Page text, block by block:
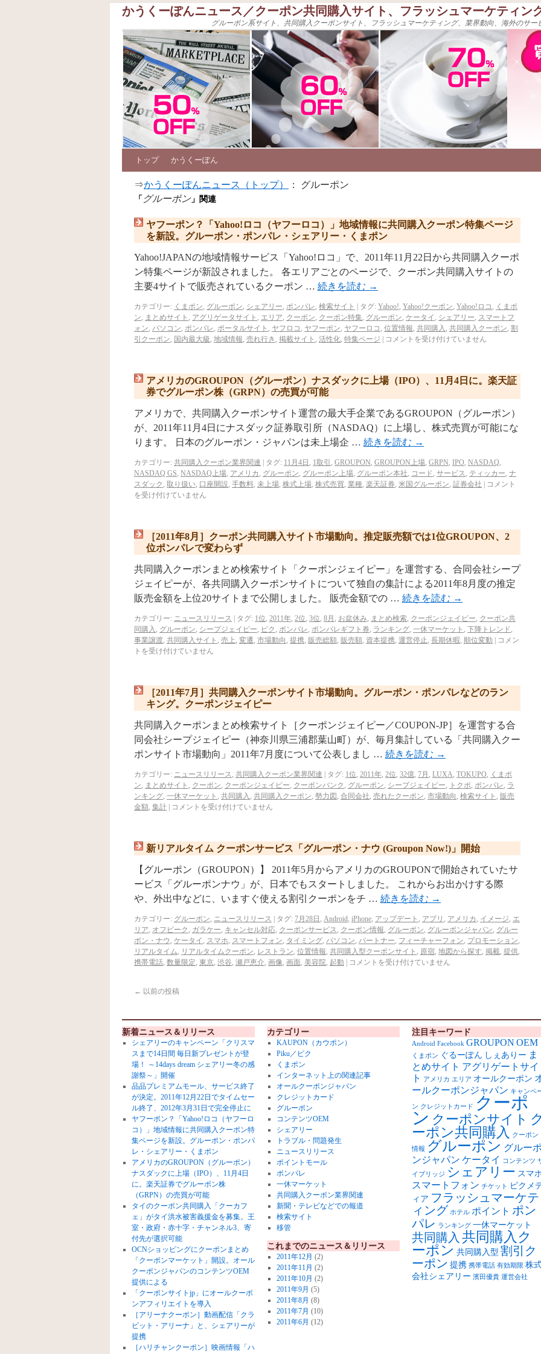
かうくーぽんニュース／クーポン共同購入サイト、フラッシュマーケティン
グルーポン系サイト、共同購入クーポンサイト、フラッシュマーケティング、業界動向、海外のサ
トップ かうくーぽん
⇒かうくーぽんニュース（トップ） ： グルーポン
「 グルーポン」関連
ヤフーポン？「Yahoo!ロコ（ヤフーロコ）」地域情報に共同購入クーポン特集ページ
を新設。グルーポン・ポンパレ・シェアリー・くまポン
Yahoo!JAPANの地域情報サービス「Yahoo!ロコ」で、2011年11月22日から共同購入クーポ
ン特集ページが新設されました。 各エリアごとのページで、クーポン共同購入サイトの
主要4サイトで販売されているクーポン … 続きを読む →
カテゴリー: くまポン, グルーポン, シェアリー, ポンパレ, 検索サイト タグ: Yahoo!, Yahoo!クーポン, Yahoo!ロコ , くまポ
ン, まとめサイト , アグリゲータサイト , エリア, クーポン, クーポン特集, グルーポン, ケータイ , シェアリー, スマートフ
ォン, パソコン, ポンパレ, ポータルサイト , ヤフロコ , ヤフーポン, ヤフーロコ , 位置情報, 共同購入 , 共同購入クーポン, 割
引クーポン, 国内最大級 , 地域情報, 売れ行き , 掲載サイト , 活性化, 特集ページ コメントを受け付けていません
アメリカのGROUPON（グルーポン）ナスダックに上場（IPO）、11月4日に。楽天証
券でグルーポン株（GRPN）の売買が可能
アメリカで、共同購入クーポンサイト運営の最大手企業であるGROUPON（グルーポン）
が、2011年11月4日にナスダック証券取引所（NASDAQ）に上場し、株式売買が可能にな
ります。 日本のグルーポン・ジャパンは未上場企 … 続きを読む →
カテゴリー: 共同購入クーポン業界関連 タグ: 11月4日 , 1取引 , GROUPON, GROUPON上場, GRPN, IPO, NASDAQ,
NASDAQ GS, NASDAQ上場, アメリカ , グルーポン, グルーポン上場, グルーポン本社, コード, サービス, ティッカー, ナ
スダック , 取り扱い, 口座開設, 手数料, 未上場, 株式上場, 株式売買, 業種, 楽天証券, 米国グルーポン, 証券会社
コメント
を受け付けていません
［2011年8月］クーポン共同購入サイト市場動向。推定販売額では1位GROUPON、2
位ポンパレで変わらず
共同購入クーポンまとめ検索サイト「クーポンジェイピー」を運営する、合同会社シープ
ジェイピーが、各共同購入クーポンサイトについて独自の集計による2011年8月度の推定
販売金額を上位20サイトまで公開しました。 販売金額での … 続きを読む →
カテゴリー: ニュースリリース タグ: 1位, 2011年, 2位, 3位, 8月 , お盆休み, まとめ検索, クーポンジェイピー, クーポン共
同購入 , グルーポン, シープジェイピー, ピク , ポンパレ, ポンパレギフト券, ランキング, 一休マーケット , 下降トレンド,
事業譲渡, 共同購入サイト , 売上, 変遷, 市場動向 , 提携, 販売総額, 販売額, 資本提携, 運営停止, 長期休暇, 順位変動
コメン
トを受け付けていません
［2011年7月］共同購入クーポンサイト市場動向。グルーポン・ポンパレなどのラン
キング。クーポンジェイピー
共同購入クーポンまとめ検索サイト［クーポンジェイピー／COUPON-JP］を運営する合
同会社シープジェイピー（神奈川県三浦郡葉⼭町）が、毎月集計している「共同購入クー
ポンサイト市場動向」2011年7月度について公表しまし … 続きを読む →
カテゴリー: ニュースリリース, 共同購入クーポン業界関連 タグ: 1位, 2011年, 2位, 32億, 7月 , LUXA, TOKUPO, くまポ
ン, まとめサイト , クーポン, クーポンジェイピー, クーポンバンク , グルーポン, シープジェイピー, トクポ, ポンパレ, ラ
ンキング, 一休マーケット , 共同購入 , 共同購入クーポン, 勢力図 , 合同会社, 売れたクーポン, 市場動向 , 検索サイト , 販売
金額, 集計 コメントを受け付けていません
新リアルタイム クーポンサービス「グルーポン・ナウ (Groupon Now!)」開始
【グルーポン（GROUPON）】 2011年5月からアメリカのGROUPONで開始されていたサ
ービス「グルーポンナウ」が、日本でもスタートしました。 これからお出かけする際
や、外出中などに、いますぐ使える割引クーポンをチ … 続きを読む →
カテゴリー: グルーポン, ニュースリリース タグ: 7月28日 , Android, iPhone, アップデート , アプリ , アメリカ , イメージ, エ
リア, オフピーク , ガラケー, キャンセル対応, クーポンサービス, クーポン情報, グルーポン, グルーポンジャパン, グルー
ポン・ナウ, ケータイ , スマホ, スマートフォン, タイミング, パソコン, パートナー, フィーチャーフォン, プロモーション,
リアルタイム, リアルタイムクーポン, レストラン, 位置情報, 共同購入型クーポンサイト , 原宿, 地図から探す, 掲載, 提供,
携帯電話, 数量限定, 東京, 渋谷, 瀬戸恵介, 画像, 画面, 美容院, 起動 コメントを受け付けていません
← 以前の投稿
新着ニュース＆リリース
シェアリーのキャンペーン「クリスマ
スまで14日間 毎日新プレゼントが登
場！ ～14days dream シェアリー冬の感
謝祭～」開催
品品プレミアムモール、サービス終了
が決定。2011年12月22日でタイムセー
ル終了、2012年3月31日で完全停止に
ヤフーポン？「Yahoo!ロコ（ヤフーロ
コ）」地域情報に共同購入クーポン特
集ページを新設。グルーポン・ポンパ
レ・シェアリー・くまポン
アメリカのGROUPON（グルーポン）
ナスダックに上場（IPO）、11月4日
に。楽天証券でグルーポン株
（GRPN）の売買が可能
タイのクーポン共同購入「クーカフ
ェ」がタイ洪水被害義援金を募集。王
室・政府・赤十字・チャンネル3、寄
付先が選択可能
OCNショッピングにクーポンまとめ
「クーポンマーケット」開設。オール
クーポンジャパンのコンテンツOEM
提供による
「クーポンサイトjp」にオールクーポ
ンアフィリエイトを導入
［アリーナクーポン］動画配信「クラ
ビット・アリーナ」と、シェアリーが
提携
［ハリチャンクーポン］映画情報「ハ
カテゴリー
KAUPON（カウポン）
Piku／ピク
くまポン
インターネット上の関連記事
オールクーポンジャパン
クレジットカード
グルーポン
コンテンツOEM
シェアリー
トラブル・問題発生
ニュースリリース
ポイントモール
ポンパレ
一休マーケット
共同購入クーポン業界関連
新聞・テレビなどでの報道
検索サイト
移管
これまでのニュース＆リリース
2011年12月 (2)
2011年11月 (2)
2011年10月 (2)
2011年9月 (5)
2011年8月 (8)
2011年7月 (10)
2011年6月 (12)
注目キーワード
Android Facebook GROUPON OEM
くまポン ぐるーぽん しぇありー ま
とめサイト アグリゲートサイ
ト
アメリカ エリア オールクーポン
ールクーポンジャパン キャンペ
ン クレジットカード クーポ
ン クーポンサイト
ーポン共同購入
クーポン
情報 グルーポン グルー
ンジャパン ケータイ コンテンツ
イブリッジ シェアリー スマ
スマートフォン チケット
ピクメ
ィア フラッシュマーケテ
ィング ホテル ポイント ポン
パレ ランキング 一休マーケット
共同購入 共同購入ク
ーポン 共同購入型 割引ク
ーポン 提携 携帯電話 有効期限 株
会社シェアリー 濱田優貴 運営会社